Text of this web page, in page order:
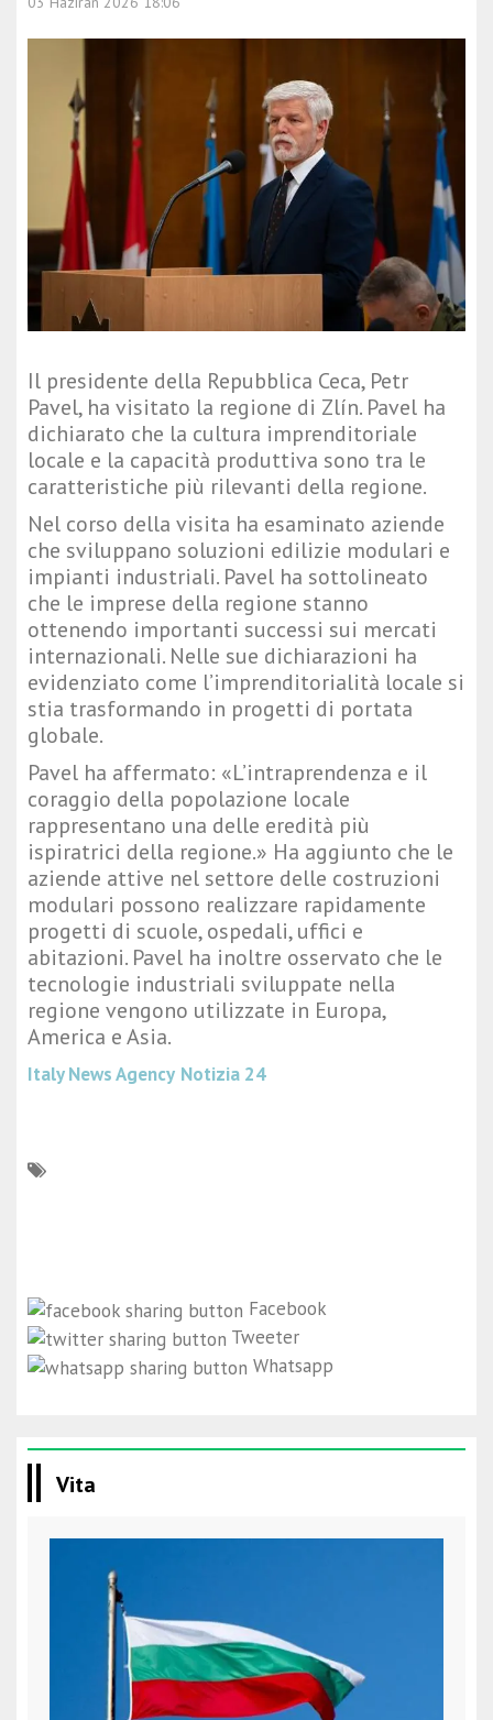
Il presidente della Repubblica Ceca, Petr
Pavel, ha visitato la regione di Zlín. Pavel ha
dichiarato che la cultura imprenditoriale
locale e la capacità produttiva sono tra le
caratteristiche più rilevanti della regione.
Nel corso della visita ha esaminato aziende
che sviluppano soluzioni edilizie modulari e
impianti industriali. Pavel ha sottolineato
che le imprese della regione stanno
ottenendo importanti successi sui mercati
internazionali. Nelle sue dichiarazioni ha
evidenziato come l’imprenditorialità locale si
stia trasformando in progetti di portata
globale.
Pavel ha affermato: «L’intraprendenza e il
coraggio della popolazione locale
rappresentano una delle eredità più
ispiratrici della regione.» Ha aggiunto che le
aziende attive nel settore delle costruzioni
modulari possono realizzare rapidamente
progetti di scuole, ospedali, uffici e
abitazioni. Pavel ha inoltre osservato che le
tecnologie industriali sviluppate nella
regione vengono utilizzate in Europa,
America e Asia.
Italy News Agency Notizia 24
Facebook
Tweeter
Whatsapp
Vita